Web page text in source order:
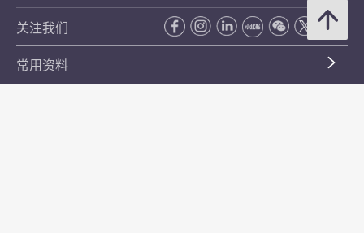
关注我们
常用资料